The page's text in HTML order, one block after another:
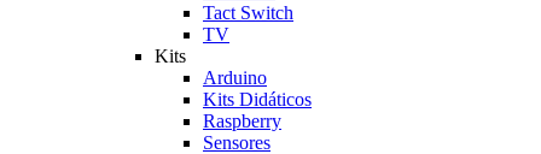
Tact Switch
TV
Kits
Arduino
Kits Didáticos
Raspberry
Sensores